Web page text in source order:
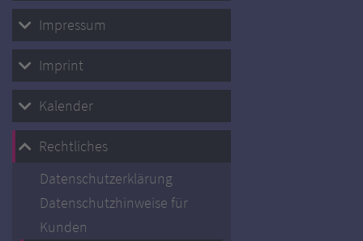
Impressum
Imprint
Kalender
Rechtliches
Datenschutzerklärung
Datenschutzhinweise für
Kunden